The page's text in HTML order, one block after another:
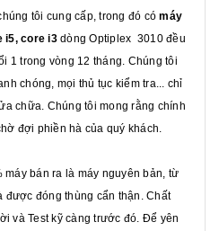
tôi cung cấp, trong đó cómáy
i5, core i3dòng Optiplex 3010 đều
1 trong vòng 12 tháng. Chúng tôi
chóng, mọi thủ tục kiểm tra... chỉ
chữa. Chúng tôi mong rằng chính
đợi phiền hà của quý khách.
bán ra là máy nguyên bản, từ
được đóng thùng cẩn thận. Chất
và Test kỹ càng trước đó. Để yên